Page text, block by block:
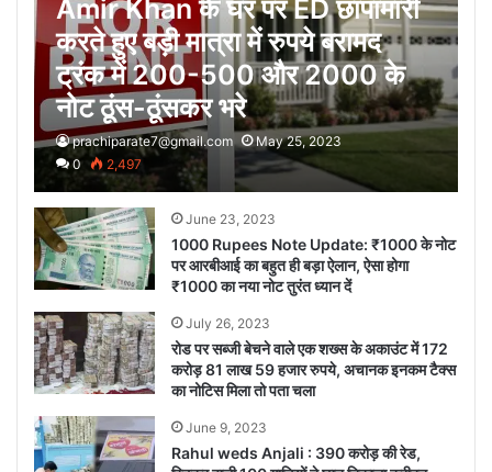
Amir Khan के घर पर ED छापामारी
करते हुए बड़ी मात्रा में रुपये बरामद
ट्रंक में 200-500 और 2000 के
नोट ठूंस-ठूंसकर भरे
prachiparate7@gmail.com
May 25, 2023
0
2,497
June 23, 2023
1000 Rupees Note Update: ₹1000 के नोट
पर आरबीआई का बहुत ही बड़ा ऐलान, ऐसा होगा
₹1000 का नया नोट तुरंत ध्यान दें
July 26, 2023
रोड पर सब्जी बेचने वाले एक शख्स के अकाउंट में 172
करोड़ 81 लाख 59 हजार रुपये, अचानक इनकम टैक्स
का नोटिस मिला तो पता चला
June 9, 2023
Rahul weds Anjali : 390 करोड़ की रेड,